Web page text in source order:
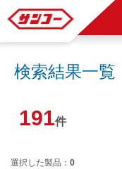
検索結果一覧
191件
選択した製品： 0